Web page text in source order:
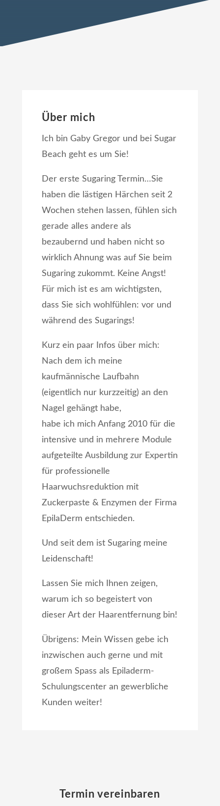
Über mich
Ich bin Gaby Gregor und bei Sugar
Beach geht es um Sie!
Der erste Sugaring Termin…Sie
haben die lästigen Härchen seit 2
Wochen stehen lassen, fühlen sich
gerade alles andere als
bezaubernd und haben nicht so
wirklich Ahnung was auf Sie beim
Sugaring zukommt. Keine Angst!
Für mich ist es am wichtigsten,
dass Sie sich wohlfühlen: vor und
während des Sugarings!
Kurz ein paar Infos über mich:
Nach dem ich meine
kaufmännische Laufbahn
(eigentlich nur kurzzeitig) an den
Nagel gehängt habe,
habe ich mich Anfang 2010 für die
intensive und in mehrere Module
aufgeteilte Ausbildung zur Expertin
für professionelle
Haarwuchsreduktion mit
Zuckerpaste & Enzymen der Firma
EpilaDerm entschieden.
Und seit dem ist Sugaring meine
Leidenschaft!
Lassen Sie mich Ihnen zeigen,
warum ich so begeistert von
dieser Art der Haarentfernung bin!
Übrigens: Mein Wissen gebe ich
inzwischen auch gerne und mit
großem Spass als Epiladerm-
Schulungscenter an gewerbliche
Kunden weiter!
Termin vereinbaren